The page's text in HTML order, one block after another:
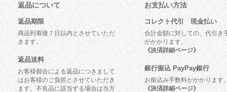
返品について
返品期限
商品到着後７日以内とさせていただ
きます。
返品送料
お客様都合による返品につきまして
はお客様のご負担とさせていただき
ます。不良品に該当する場合は当方
お支払い方法
コレクト代引 現金払い
合計金額に対しての、代引き
がかかります。
《決済詳細ページ》
銀行振込 PayPay銀行
お振込み手数料がかかります
《決済詳細ページ》